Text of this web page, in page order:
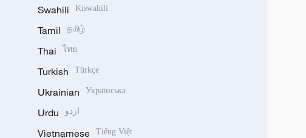
Swahili Kiswahili
Tamil தமிழ்
Thai ไทย
Turkish Türkçe
Ukrainian Українська
Urdu اردو
Vietnamese Tiếng Việt